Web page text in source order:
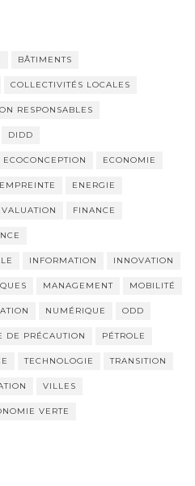
BÂTIMENTS
COLLECTIVITÉS LOCALES
RESPONSABLES
DIDD
ECOCONCEPTION ECONOMIE
EMPREINTE ENERGIE
FINANCE
INFORMATION INNOVATION
MANAGEMENT MOBILITÉ
NUMÉRIQUE ODD
DE PRÉCAUTION PÉTROLE
TECHNOLOGIE TRANSITION
VILLES
VERTE